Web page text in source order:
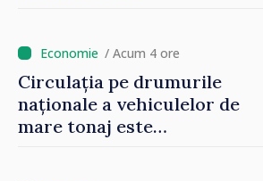
/ Acum 4 ore
Circulația pe drumurile
naționale a vehiculelor de
mare tonaj este